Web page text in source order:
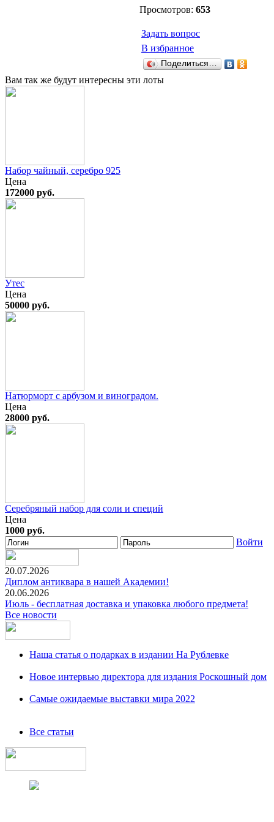
Просмотров: 653
Задать вопрос
В избранное
Поделиться…
Вам так же будут интересны эти лоты
Набор чайный, серебро 925
Цена
172000 руб.
Утес
Цена
50000 руб.
Натюрморт с арбузом и виноградом.
Цена
28000 руб.
Серебряный набор для соли и специй
Цена
1000 руб.
Войти
20.07.2026
Диплом антиквара в нашей Академии!
20.06.2026
Июль - бесплатная доставка и упаковка любого предмета!
Все новости
Наша статья о подарках в издании На Рублевке
Новое интервью директора для издания Роскошный дом
Самые ожидаемые выставки мира 2022
Все статьи